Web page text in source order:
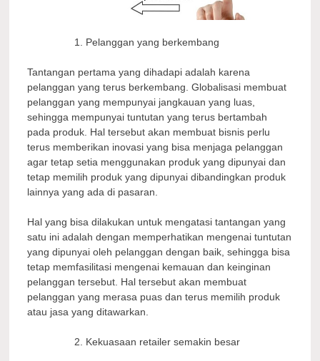
Pelanggan yang berkembang
Tantangan pertama yang dihadapi adalah karena
pelanggan yang terus berkembang. Globalisasi membuat
pelanggan yang mempunyai jangkauan yang luas,
sehingga mempunyai tuntutan yang terus bertambah
pada produk. Hal tersebut akan membuat bisnis perlu
terus memberikan inovasi yang bisa menjaga pelanggan
agar tetap setia menggunakan produk yang dipunyai dan
tetap memilih produk yang dipunyai dibandingkan produk
lainnya yang ada di pasaran.
Hal yang bisa dilakukan untuk mengatasi tantangan yang
satu ini adalah dengan memperhatikan mengenai tuntutan
yang dipunyai oleh pelanggan dengan baik, sehingga bisa
tetap memfasilitasi mengenai kemauan dan keinginan
pelanggan tersebut. Hal tersebut akan membuat
pelanggan yang merasa puas dan terus memilih produk
atau jasa yang ditawarkan.
Kekuasaan retailer semakin besar